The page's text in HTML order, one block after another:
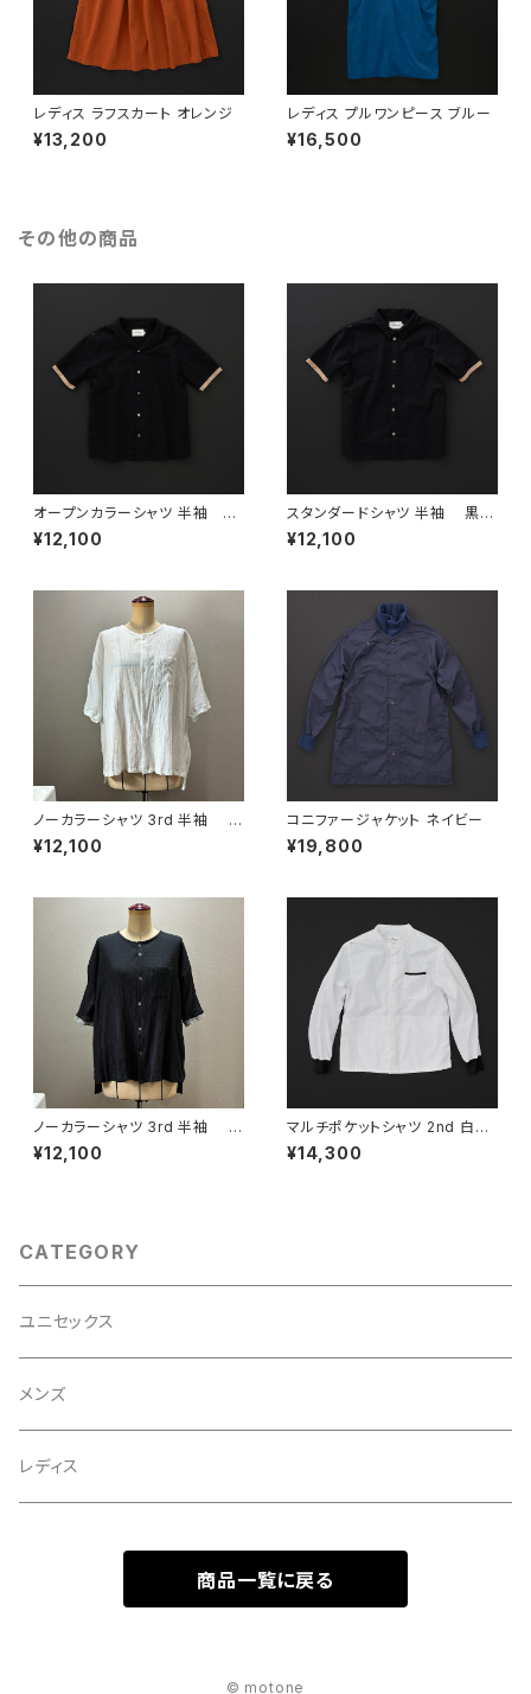
レディス ラフスカート オレンジ
¥13,200
レディス プルワンピース ブルー
¥16,500
その他の商品
オープンカラーシャツ 半袖 黒
×羊
¥12,100
スタンダードシャツ 半袖 黒×
羊
¥12,100
ノーカラーシャツ 3rd 半袖 白
×白
¥12,100
コニファージャケット ネイビー
¥19,800
ノーカラーシャツ 3rd 半袖 黒
×灰
¥12,100
マルチポケットシャツ 2nd 白×
黒+P
¥14,300
CATEGORY
ユニセックス
メンズ
レディス
商品一覧に戻る
© motone